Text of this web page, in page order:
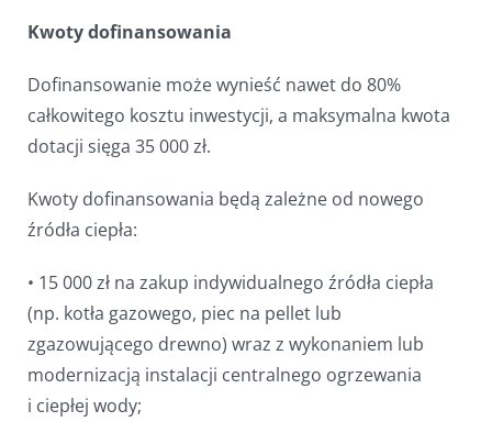
Kwoty dofinansowania
Dofinansowanie może wynieść nawet do 80%
całkowitego kosztu inwestycji, a maksymalna kwota
dotacji sięga 35 000 zł.
Kwoty dofinansowania będą zależne od nowego
źródła ciepła:
• 15 000 zł na zakup indywidualnego źródła ciepła
(np. kotła gazowego, piec na pellet lub
zgazowującego drewno) wraz z wykonaniem lub
modernizacją instalacji centralnego ogrzewania
i ciepłej wody;